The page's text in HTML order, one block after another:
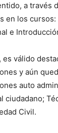
a través
en los
e
es válido
y aún
auto
ciudadano;
Civil.